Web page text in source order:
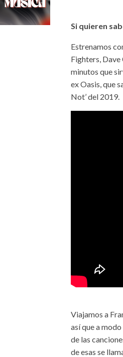
Si quieren
Estrenamos
Fighters, Dave
minutos que
ex Oasis, que
Not’ del 2019.
Viajamos a
así que a
de las
de esas se